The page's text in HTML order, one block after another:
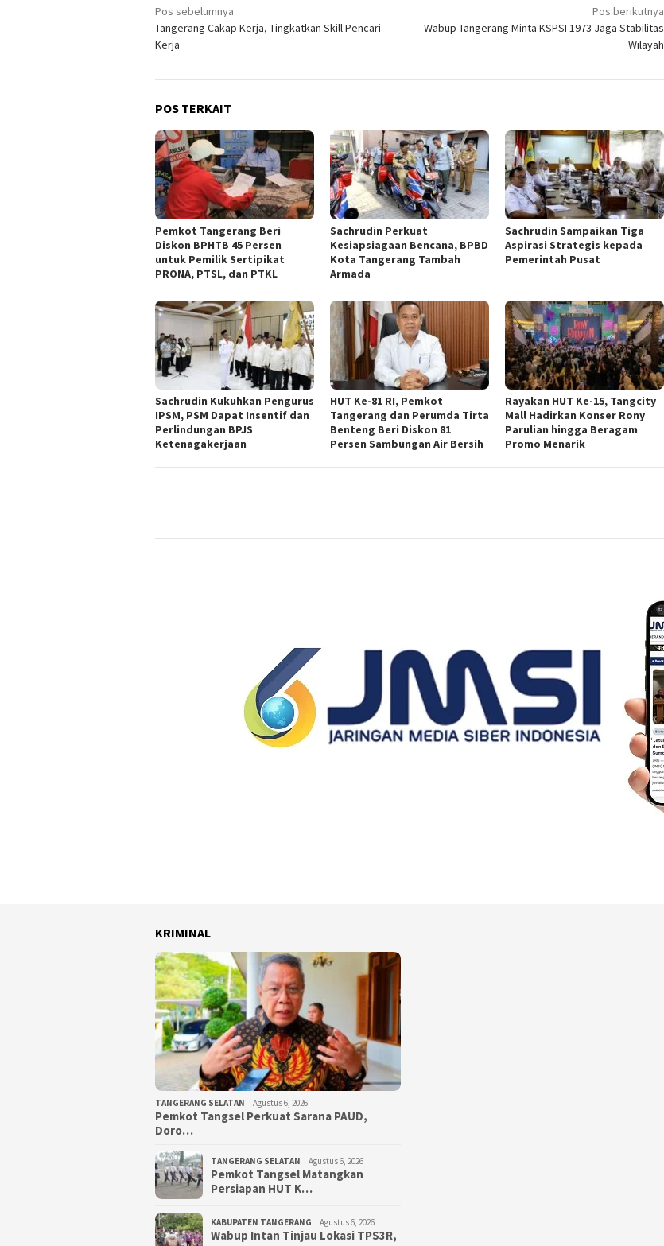
Navigasi
pos
Pos sebelumnya
Tangerang Cakap Kerja, Tingkatkan Skill Pencari
Kerja
Pos berikutnya
Wabup Tangerang Minta KSPSI 1973 Jaga Stabilitas
Wilayah
POS TERKAIT
Pemkot Tangerang Beri
Diskon BPHTB 45 Persen
untuk Pemilik Sertipikat
PRONA, PTSL, dan PTKL
Sachrudin Perkuat
Kesiapsiagaan Bencana, BPBD
Kota Tangerang Tambah
Armada
Sachrudin Sampaikan Tiga
Aspirasi Strategis kepada
Pemerintah Pusat
Sachrudin Kukuhkan Pengurus
IPSM, PSM Dapat Insentif dan
Perlindungan BPJS
Ketenagakerjaan
HUT Ke-81 RI, Pemkot
Tangerang dan Perumda Tirta
Benteng Beri Diskon 81
Persen Sambungan Air Bersih
Rayakan HUT Ke-15, Tangcity
Mall Hadirkan Konser Rony
Parulian hingga Beragam
Promo Menarik
KRIMINAL
TANGERANG SELATAN Agustus 6, 2026
Pemkot Tangsel Perkuat Sarana PAUD,
Doro…
TANGERANG SELATAN Agustus 6, 2026
Pemkot Tangsel Matangkan
Persiapan HUT K…
KABUPATEN TANGERANG Agustus 6, 2026
Wabup Intan Tinjau Lokasi TPS3R,